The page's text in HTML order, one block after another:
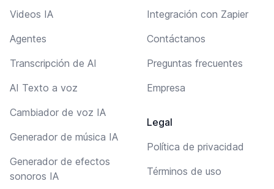
Videos IA
Agentes
Transcripción de AI
AI Texto a voz
Cambiador de voz IA
Generador de música IA
Generador de efectos
sonoros IA
Integración con Zapier
Contáctanos
Preguntas frecuentes
Empresa
Legal
Política de privacidad
Términos de uso